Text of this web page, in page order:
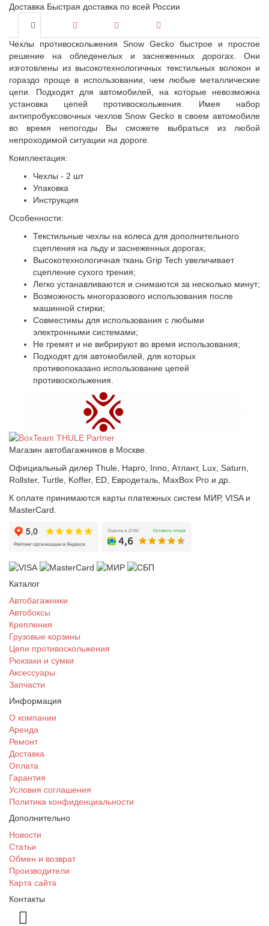
Доставка Быстрая доставка по всей России
Чехлы противоскольжения Snow Gecko быстрое и простое
решение на обледенелых и заснеженных дорогах. Они
изготовлены из высокотехнологичных текстильных волокон и
гораздо проще в использовании, чем любые металлические
цепи. Подходят для автомобилей, на которые невозможна
установка цепей противоскольжения. Имея набор
антипробуксовочных чехлов Snow Gecko в своем автомобиле
во время непогоды Вы сможете выбраться из любой
непроходимой ситуации на дороге.
Комплектация:
Чехлы - 2 шт
Упаковка
Инструкция
Особенности:
Текстильные чехлы на колеса для дополнительного
сцепления на льду и заснеженных дорогах;
Высокотехнологичная ткань Grip Tech увеличивает
сцепление сухого трения;
Легко устанавливаются и снимаются за несколько минут;
Возможность многоразового использования после
машинной стирки;
Совместимы для использования с любыми
электронными системами;
Не гремят и не вибрируют во время использования;
Подходят для автомобилей, для которых
противопоказано использование цепей
противоскольжения.
Магазин автобагажников в Москве.
Официальный дилер Thule, Hapro, Inno, Атлант, Lux, Saturn,
Rollster, Turtle, Koffer, ED, Евродеталь, MaxBox Pro и др.
К оплате принимаются карты платежных систем МИР, VISA и
MasterCard.
Каталог
Автобагажники
Автобоксы
Крепления
Грузовые корзины
Цепи противоскольжения
Рюкзаки и сумки
Аксессуары
Запчасти
Информация
О компании
Аренда
Ремонт
Доставка
Оплата
Гарантия
Условия соглашения
Политика конфиденциальности
Дополнительно
Новости
Статьи
Обмен и возврат
Производители
Карта сайта
Контакты